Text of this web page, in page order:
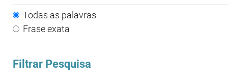
Todas as palavras
Frase exata
Filtrar Pesquisa